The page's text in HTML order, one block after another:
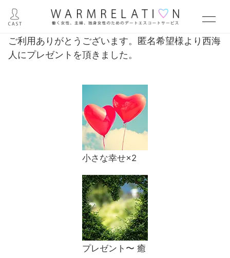
ご利用ありがとうございます。匿名希望様より西海
人にプレゼントを頂きました。
小さな幸せ×2
プレゼント〜 癒